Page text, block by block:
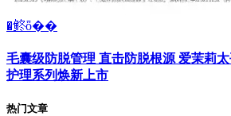
�鿴ȫ��
毛囊级防脱管理 直击防脱根源 爱茉莉
护理系列焕新上市
热门文章